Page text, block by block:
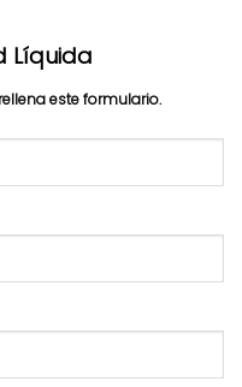
Líquida
este formulario.